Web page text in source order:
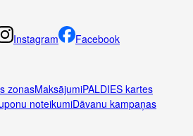
Instagram
Facebook
zonasMaksājumiPALDIES kartes
noteikumiDāvanu kampaņas